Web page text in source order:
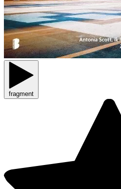
fragment